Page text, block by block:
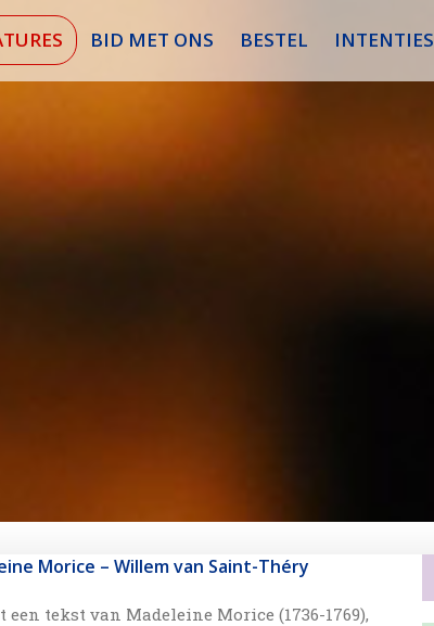
BID MET ONS BESTEL INTENTIES
Morice – Willem van Saint-Théry
tekst van Madeleine Morice (1736-1769),